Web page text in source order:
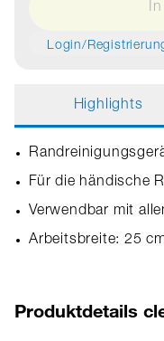
Login/
Highlights
Für die händische
Verwendbar mit
Arbeitsbreite: 25
Produktdetails